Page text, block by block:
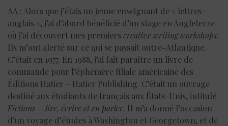
AA : Alors que j’étais un jeune enseignant de « lettres-
anglais », j’ai d’abord bénéficié d’un stage en Angleterre
où j’ai découvert mes premierscreative writing workshops.
Ils m’ont alerté sur ce qui se passait outre-Atlantique.
C’était en 1977. En 1988, j’ai fait paraître un livre de
commande pour l’éphémère filiale américaine des
Éditions Hatier – Hatier Publishing. C’était un ouvrage
destiné aux étudiants de français aux États-Unis, intitulé
Fictions – lire, écrire et en parler. Il m’a donné l’occasion
d’un voyage d’études à Washington et Georgetown, et de